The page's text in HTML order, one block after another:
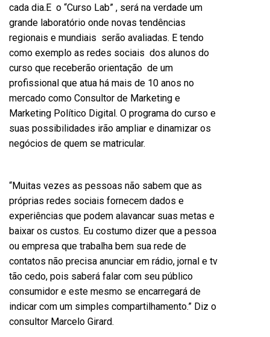
cada dia.E o “Curso Lab” , será na verdade um
grande laboratório onde novas tendências
regionais e mundiais serão avaliadas. E tendo
como exemplo as redes sociais dos alunos do
curso que receberão orientação de um
profissional que atua há mais de 10 anos no
mercado como Consultor de Marketing e
Marketing Político Digital. O programa do curso e
suas possibilidades irão ampliar e dinamizar os
negócios de quem se matricular.
“Muitas vezes as pessoas não sabem que as
próprias redes sociais fornecem dados e
experiências que podem alavancar suas metas e
baixar os custos. Eu costumo dizer que a pessoa
ou empresa que trabalha bem sua rede de
contatos não precisa anunciar em rádio, jornal e tv
tão cedo, pois saberá falar com seu público
consumidor e este mesmo se encarregará de
indicar com um simples compartilhamento.” Diz o
consultor Marcelo Girard.